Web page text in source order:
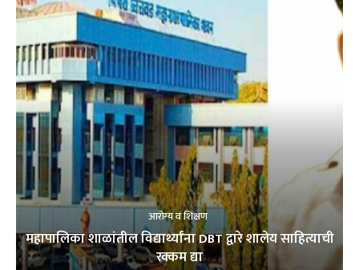
आरोग्य व शिक्षण
महापालिका शाळांतील विद्यार्थ्यांना DBT द्वारे शालेय साहित्याची
रक्कम द्या